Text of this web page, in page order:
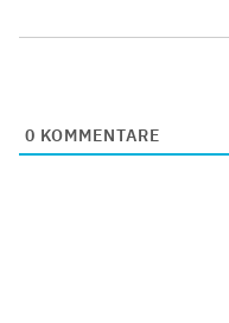
0 KOMMENTARE